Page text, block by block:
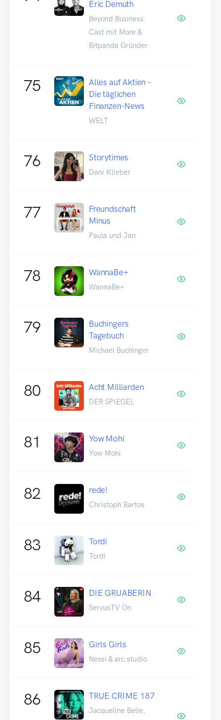
Eric Demuth
Beyond Business
Cast mit More &
Bitpanda Gründer
75
Alles auf Aktien –
Die täglichen
Finanzen-News
WELT
76 Storytimes
Dani Klieber
77
Freundschaft
Minus
Paula und Jan
78 WannaBe+
WannaBe+
79
Buchingers
Tagebuch
Michael Buchinger
80 Acht Milliarden
DER SPIEGEL
81 Yow Mohi
Yow Mohi
82 rede!
Christoph Bartos
83 Tordi
Tordi
84 DIE GRUABERIN
ServusTV On
85 Girls Girls
Nessi & arc.studio
86 TRUE CRIME 187
Jacqueline Belle,